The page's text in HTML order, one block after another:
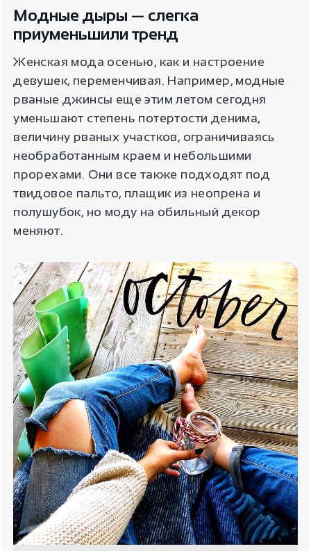
Модные дыры — слегка
приуменьшили тренд
Женская мода осенью, как и настроение
девушек, переменчивая. Например, модные
рваные джинсы еще этим летом сегодня
уменьшают степень потертости денима,
величину рваных участков, ограничиваясь
необработанным краем и небольшими
прорехами. Они все также подходят под
твидовое пальто, плащик из неопрена и
полушубок, но моду на обильный декор
меняют.